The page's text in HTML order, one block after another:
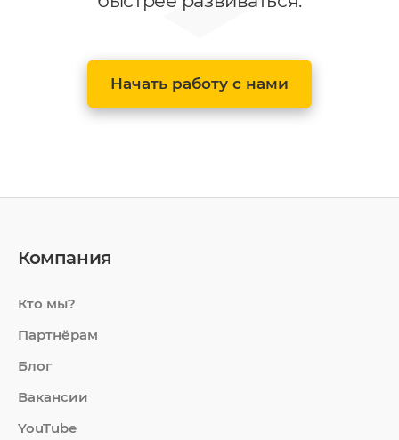
Начать работу с нами
Компания
Кто мы?
Партнёрам
Блог
Вакансии
YouTube